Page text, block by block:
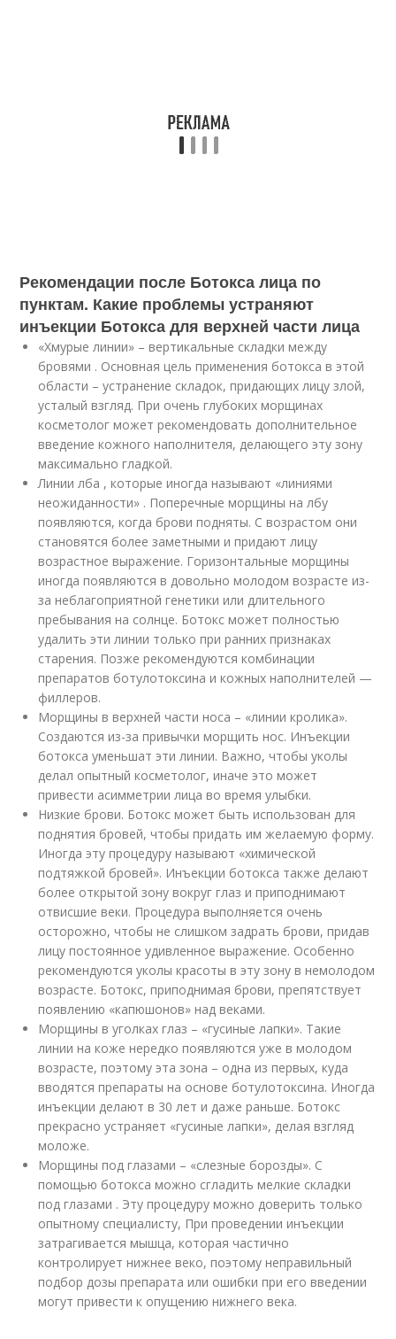
Рекомендации после Ботокса лица по
пунктам. Какие проблемы устраняют
инъекции Ботокса для верхней части лица
«Хмурые линии» – вертикальные складки между
бровями . Основная цель применения ботокса в этой
области – устранение складок, придающих лицу злой,
усталый взгляд. При очень глубоких морщинах
косметолог может рекомендовать дополнительное
введение кожного наполнителя, делающего эту зону
максимально гладкой.
Линии лба , которые иногда называют «линиями
неожиданности» . Поперечные морщины на лбу
появляются, когда брови подняты. С возрастом они
становятся более заметными и придают лицу
возрастное выражение. Горизонтальные морщины
иногда появляются в довольно молодом возрасте из-
за неблагоприятной генетики или длительного
пребывания на солнце. Ботокс может полностью
удалить эти линии только при ранних признаках
старения. Позже рекомендуются комбинации
препаратов ботулотоксина и кожных наполнителей —
филлеров.
Морщины в верхней части носа – «линии кролика».
Создаются из-за привычки морщить нос. Инъекции
ботокса уменьшат эти линии. Важно, чтобы уколы
делал опытный косметолог, иначе это может
привести асимметрии лица во время улыбки.
Низкие брови. Ботокс может быть использован для
поднятия бровей, чтобы придать им желаемую форму.
Иногда эту процедуру называют «химической
подтяжкой бровей». Инъекции ботокса также делают
более открытой зону вокруг глаз и приподнимают
отвисшие веки. Процедура выполняется очень
осторожно, чтобы не слишком задрать брови, придав
лицу постоянное удивленное выражение. Особенно
рекомендуются уколы красоты в эту зону в немолодом
возрасте. Ботокс, приподнимая брови, препятствует
появлению «капюшонов» над веками.
Морщины в уголках глаз – «гусиные лапки». Такие
линии на коже нередко появляются уже в молодом
возрасте, поэтому эта зона – одна из первых, куда
вводятся препараты на основе ботулотоксина. Иногда
инъекции делают в 30 лет и даже раньше. Ботокс
прекрасно устраняет «гусиные лапки», делая взгляд
моложе.
Морщины под глазами – «слезные борозды». С
помощью ботокса можно сгладить мелкие складки
под глазами . Эту процедуру можно доверить только
опытному специалисту, При проведении инъекции
затрагивается мышца, которая частично
контролирует нижнее веко, поэтому неправильный
подбор дозы препарата или ошибки при его введении
могут привести к опущению нижнего века.